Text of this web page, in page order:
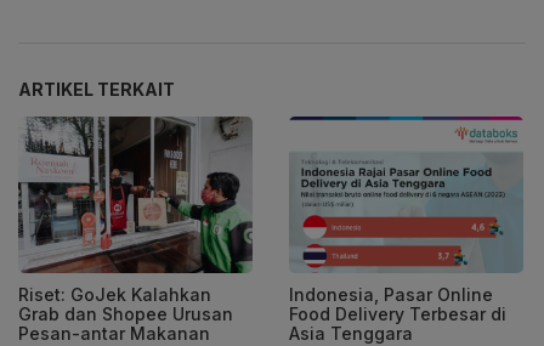
ARTIKEL TERKAIT
Riset: GoJek Kalahkan
Grab dan Shopee Urusan
Pesan-antar Makanan
Indonesia, Pasar Online
Food Delivery Terbesar di
Asia Tenggara